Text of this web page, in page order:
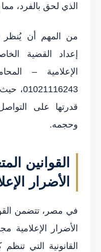
الذي لحق بالفرد،
من المهم أن يُنظر
إعداد القضية
الإعلامية –
قدرتها على
وحجمه.
القوانين
الأضرار
في مصر، تتضمن
الأضرار
القانونية التي